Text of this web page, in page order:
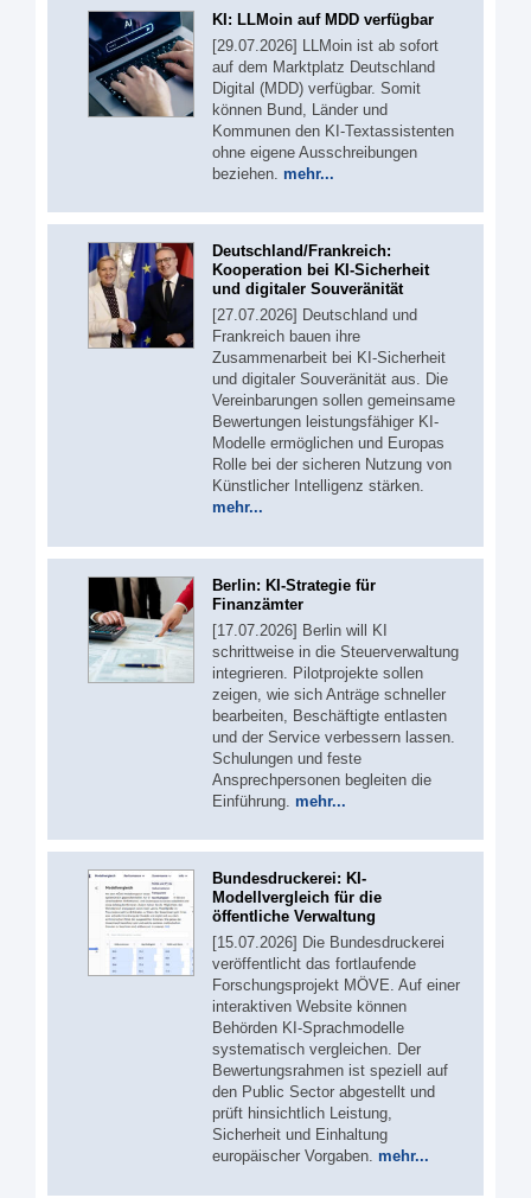
KI: LLMoin auf MDD verfügbar
[29.07.2026] LLMoin ist ab sofort
auf dem Marktplatz Deutschland
Digital (MDD) verfügbar. Somit
können Bund, Länder und
Kommunen den KI-Textassistenten
ohne eigene Ausschreibungen
beziehen. mehr...
Deutschland/Frankreich:
Kooperation bei KI-Sicherheit
und digitaler Souveränität
[27.07.2026] Deutschland und
Frankreich bauen ihre
Zusammenarbeit bei KI-Sicherheit
und digitaler Souveränität aus. Die
Vereinbarungen sollen gemeinsame
Bewertungen leistungsfähiger KI-
Modelle ermöglichen und Europas
Rolle bei der sicheren Nutzung von
Künstlicher Intelligenz stärken.
mehr...
Berlin: KI-Strategie für
Finanzämter
[17.07.2026] Berlin will KI
schrittweise in die Steuerverwaltung
integrieren. Pilotprojekte sollen
zeigen, wie sich Anträge schneller
bearbeiten, Beschäftigte entlasten
und der Service verbessern lassen.
Schulungen und feste
Ansprechpersonen begleiten die
Einführung. mehr...
Bundesdruckerei: KI-
Modellvergleich für die
öffentliche Verwaltung
[15.07.2026] Die Bundesdruckerei
veröffentlicht das fortlaufende
Forschungsprojekt MÖVE. Auf einer
interaktiven Website können
Behörden KI-Sprachmodelle
systematisch vergleichen. Der
Bewertungsrahmen ist speziell auf
den Public Sector abgestellt und
prüft hinsichtlich Leistung,
Sicherheit und Einhaltung
europäischer Vorgaben. mehr...